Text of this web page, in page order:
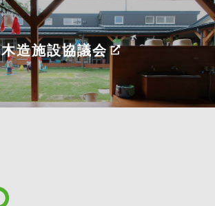
木造施設協議会